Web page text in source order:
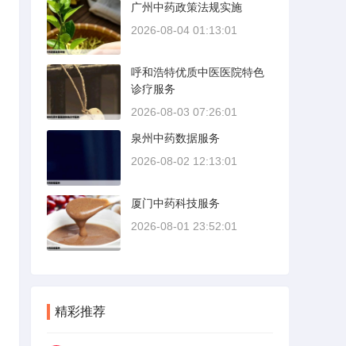
广州中药政策法规实施
2026-08-04 01:13:01
呼和浩特优质中医医院特色
诊疗服务
2026-08-03 07:26:01
泉州中药数据服务
2026-08-02 12:13:01
厦门中药科技服务
2026-08-01 23:52:01
精彩推荐